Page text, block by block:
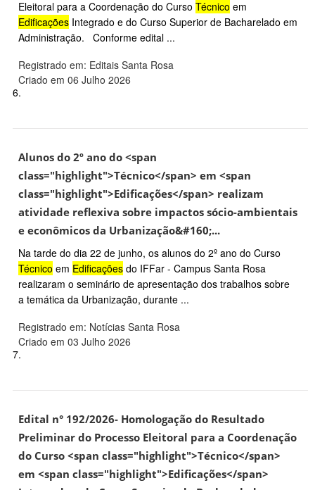
Eleitoral para a Coordenação do Curso Técnico em
Edificações Integrado e do Curso Superior de Bacharelado em
Administração. Conforme edital ...
Registrado em: Editais Santa Rosa
Criado em 06 Julho 2026
6.
Alunos do 2º ano do <span
class="highlight">Técnico</span> em <span
class="highlight">Edificações</span> realizam
atividade reflexiva sobre impactos sócio-ambientais
e econômicos da Urbanização&#160;...
Na tarde do dia 22 de junho, os alunos do 2º ano do Curso
Técnico em Edificações do IFFar - Campus Santa Rosa
realizaram o seminário de apresentação dos trabalhos sobre
a temática da Urbanização, durante ...
Registrado em: Notícias Santa Rosa
Criado em 03 Julho 2026
7.
Edital n° 192/2026- Homologação do Resultado
Preliminar do Processo Eleitoral para a Coordenação
do Curso <span class="highlight">Técnico</span>
em <span class="highlight">Edificações</span>